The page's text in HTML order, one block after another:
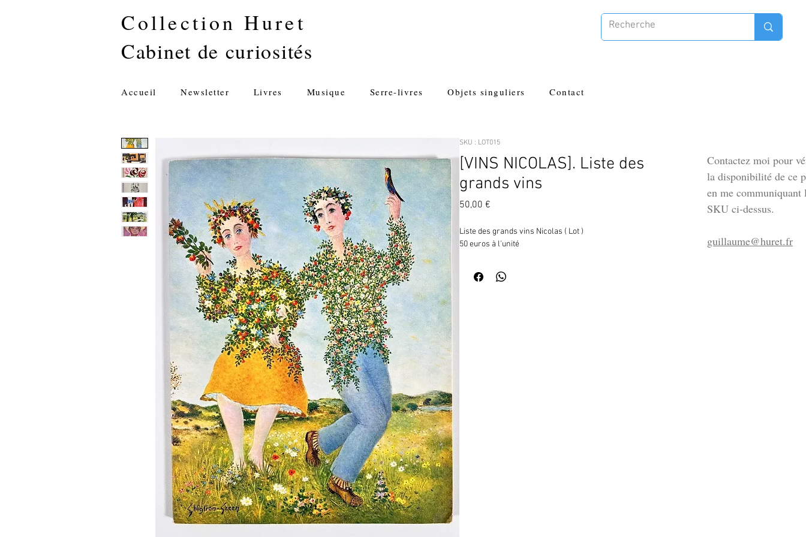
Collection Huret
Cabinet de curiosités
Accueil Newsletter Livres Musique Serre-livres Objets singuliers Contact
SKU : LOT015
[VINS NICOLAS]. Liste des
grands vins
50,00 €
Liste des grands vins Nicolas ( Lot )
50 euros à l'unité
Contactez moi pour
la disponibilité de ce
en me communiquant
SKU ci-dessus.
guillaume@huret.fr